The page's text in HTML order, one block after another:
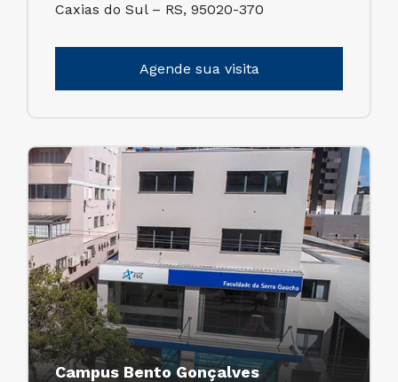
Caxias do Sul – RS, 95020-370
Agende sua visita
Campus Bento Gonçalves